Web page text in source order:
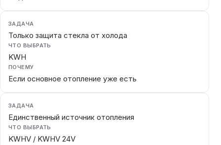
ЗАДАЧА
Только защита стекла от холода
ЧТО ВЫБРАТЬ
KWH
ПОЧЕМУ
Если основное отопление уже есть
ЗАДАЧА
Единственный источник отопления
ЧТО ВЫБРАТЬ
KWHV / KWHV 24V